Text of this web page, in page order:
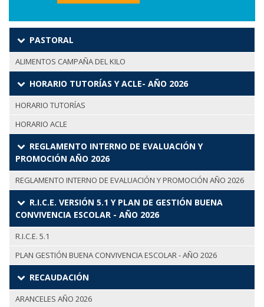
PASTORAL
ALIMENTOS CAMPAÑA DEL KILO
HORARIO TUTORÍAS Y ACLE- AÑO 2026
HORARIO TUTORÍAS
HORARIO ACLE
REGLAMENTO INTERNO DE EVALUACIÓN Y
PROMOCIÓN AÑO 2026
REGLAMENTO INTERNO DE EVALUACIÓN Y PROMOCIÓN AÑO 2026
R.I.C.E. VERSIÓN 5.1 Y PLAN DE GESTIÓN BUENA
CONVIVENCIA ESCOLAR - AÑO 2026
R.I.C.E. 5.1
PLAN GESTIÓN BUENA CONVIVENCIA ESCOLAR - AÑO 2026
RECAUDACIÓN
ARANCELES AÑO 2026